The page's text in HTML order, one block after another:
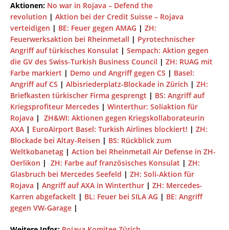
Aktionen: No war in Rojava – Defend the
revolution | Aktion bei der Credit Suisse – Rojava
verteidigen | BE: Feuer gegen AMAG | ZH:
Feuerwerksaktion bei Rheinmetall | Pyrotechnischer
Angriff auf türkisches Konsulat | Sempach: Aktion gegen
die GV des Swiss-Turkish Business Council | ZH: RUAG mit
Farbe markiert | Demo und Angriff gegen CS | Basel:
Angriff auf CS | Albisriederplatz-Blockade in Zürich | ZH:
Briefkasten türkischer Firma gesprengt | BS: Angriff auf
Kriegsprofiteur Mercedes | Winterthur: Soliaktion für
Rojava | ZH&WI: Aktionen gegen Kriegskollaborateurin
AXA | EuroAirport Basel: Turkish Airlines blockiert! | ZH:
Blockade bei Altay-Reisen | BS: Rückblick zum
Weltkobanetag | Action bei Rheinmetall Air Defense in ZH-
Oerlikon | ZH: Farbe auf französisches Konsulat | ZH:
Glasbruch bei Mercedes Seefeld | ZH: Soli-Aktion für
Rojava | Angriff auf AXA in Winterthur | ZH: Mercedes-
Karren abgefackelt | BL: Feuer bei SILA AG | BE: Angriff
gegen VW-Garage |